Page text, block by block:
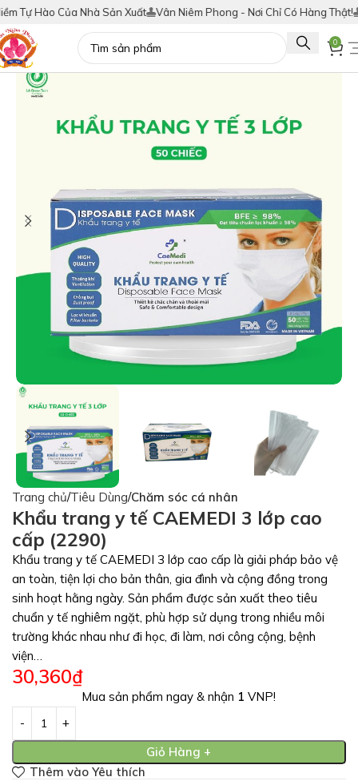
Của Nhà Sản Xuất Vân Niêm Phong - Nơi Chỉ Có Hàng Thật! Tích
0
Trang chủ Tiêu Dùng Chăm sóc cá nhân
Khẩu trang y tế CAEMEDI 3 lớp cao
cấp (2290)
Khẩu trang y tế CAEMEDI 3 lớp cao cấp là giải pháp bảo vệ
an toàn, tiện lợi cho bản thân, gia đình và cộng đồng trong
sinh hoạt hằng ngày. Sản phẩm được sản xuất theo tiêu
chuẩn y tế nghiêm ngặt, phù hợp sử dụng trong nhiều môi
trường khác nhau như đi học, đi làm, nơi công cộng, bệnh
viện…
30,360₫
Mua sản phẩm ngay & nhận 1 VNP!
Giỏ Hàng +
Thêm vào Yêu thích